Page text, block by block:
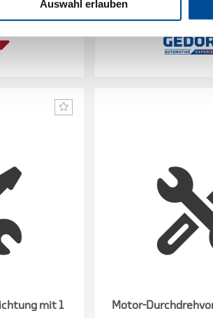
Auswahl erlauben
mit 1
Motor-